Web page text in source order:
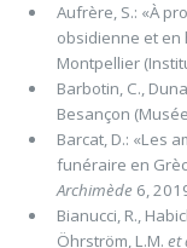
Aufrère, S.: «À
obsidienne et en
Montpellier
Barbotin, C.,
Besançon
Barcat, D.: «Les
funéraire en
Archimède 6,
Bianucci, R.,
Öhrström, L.M. et